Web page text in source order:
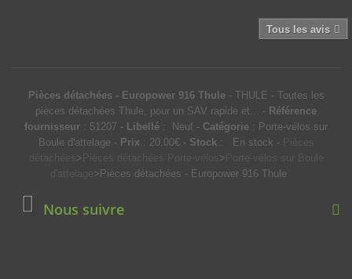
Tous les avis
Pièces détachées - Europower 916 Thule- THULE - Toutes les
pièces détachées Thule, pour un SAV rapide et...
- Référence
fournisseur : 51207 - Libellé : Neuf - Catégorie : Porte-vélos sur
Boule d'attelage - Prix: 20.00€- Stock: En stock -
> >
>Pièces détachées - Europower 916 Thule
Nous suivre